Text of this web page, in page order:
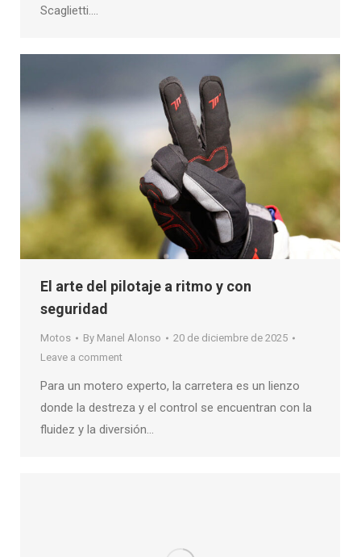
Scaglietti….
El arte del pilotaje a ritmo y con
seguridad
Motos By Manel Alonso
20 de diciembre de 2025
Leave a comment
Para un motero experto, la carretera es un lienzo
donde la destreza y el control se encuentran con la
fluidez y la diversión…